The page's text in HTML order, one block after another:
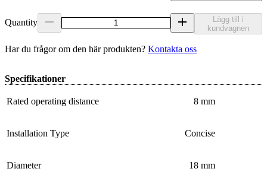
Quantity
Lägg till i
kundvagnen
Har du frågor om den här produkten? Kontakta oss
Specifikationer
Rated operating distance 8 mm
Installation Type Concise
Diameter 18 mm